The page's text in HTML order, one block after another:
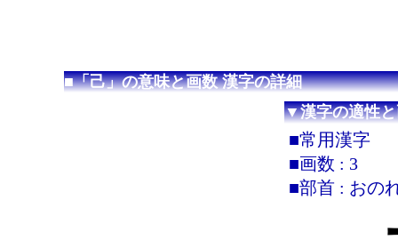
■「己」の意味と画数 漢字の詳細
▼漢字の適性と
■常用漢字
■画数 : 3
■部首 : おの